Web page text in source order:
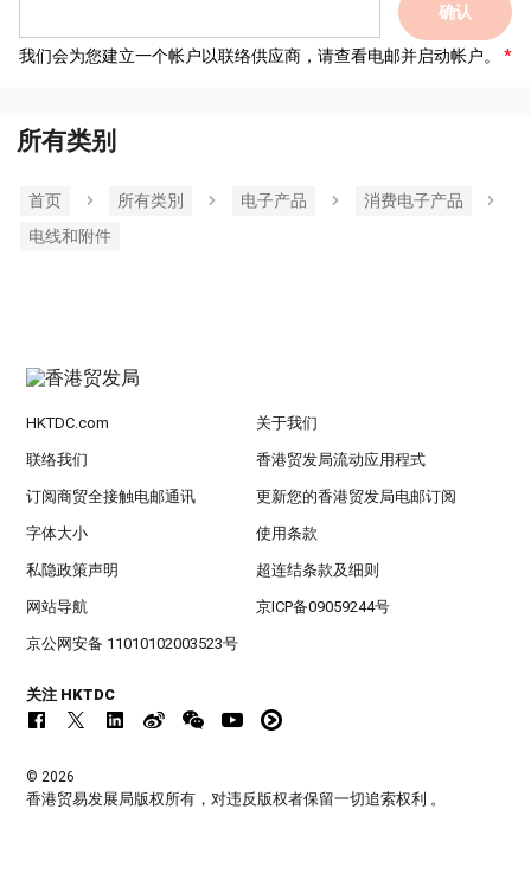
确认
我们会为您建立一个帐户以联络供应商，请查看电邮并启动帐户。
所有类别
首页 所有类別 电子产品
消费电子产品
电线和附件
HKTDC.com 关于我们
联络我们 香港贸发局流动应用程式
订阅商贸全接触电邮通讯 更新您的香港贸发局电邮订阅
字体大小 使用条款
私隐政策声明 超连结条款及细则
网站导航 京ICP备09059244号
京公网安备 11010102003523号
关注 HKTDC
© 2026
香港贸易发展局版权所有，对违反版权者保留一切追索权利 。